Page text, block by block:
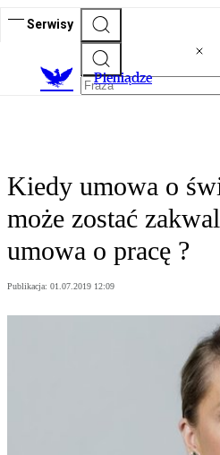
Serwisy
Pieniądze
Kiedy umowa o
może zostać
umowa o pracę ?
Publikacja: 01.07.2019 12:09